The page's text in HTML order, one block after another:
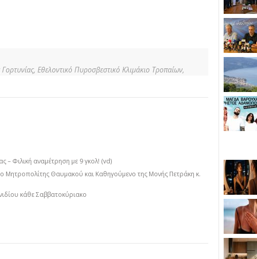
Εθελοντικό Πυροσβεστικό Κλιμάκιο Τροπαίων,
– Φιλική αναμέτρηση με 9 γκολ! (vd)
Μητροπολίτης Θαυμακού και Καθηγούμενο της Μονής Πετράκη κ.
κάθε Σαββατοκύριακο